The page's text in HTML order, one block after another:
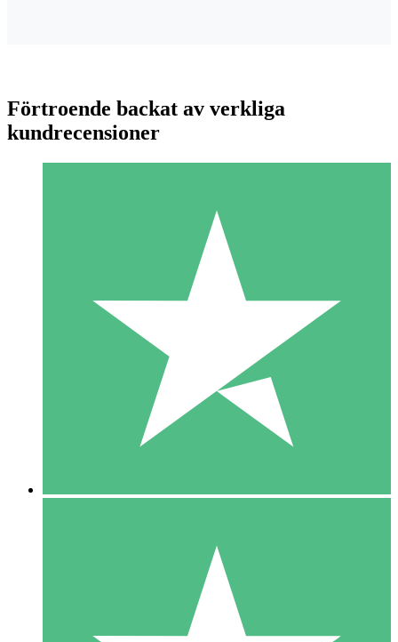
Individuella Kreditpaket
Betala per användning med nedladdningskrediter. Inget
1 Nedladdningar
10 00
10 Nedladdningar
20 00
Förtroende backat av verkliga
kundrecensioner